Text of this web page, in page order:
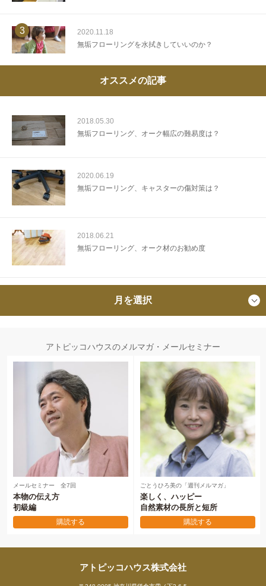
3
2020.11.18
無垢フローリングを水拭きしていいのか？
オススメの記事
2018.05.30
無垢フローリング、オーク幅広の難易度は？
2020.06.19
無垢フローリング、キャスターの傷対策は？
2018.06.21
無垢フローリング、オーク材のお勧め度
月を選択
アトピッコハウスのメルマガ・メールセミナー
メールセミナー 全7回
本物の伝え方
初級編
購読する
ごとうひろ美の「週刊メルマガ」
楽しく、ハッピー
自然素材の長所と短所
購読する
アトピッコハウス株式会社